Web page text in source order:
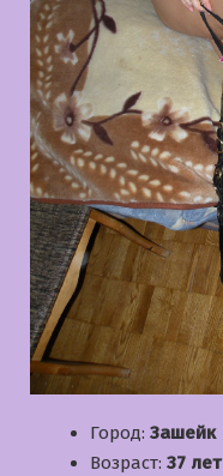
Город: Зашейк
Возраст: 37 лет